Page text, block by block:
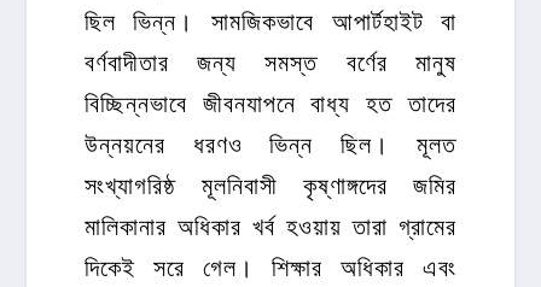
ছিল ভিন্ন। সামজিকভাবে আপার্টহাইট বা
বর্ণবাদীতার জন্য সমস্ত বর্ণের মানুষ
বিচ্ছিন্নভাবে জীবনযাপনে বাধ্য হত তাদের
উন্নয়নের ধরণও ভিন্ন ছিল। মূলত
সংখ্যাগরিষ্ঠ মূলনিবাসী কৃষ্ণাঙ্গদের জমির
মালিকানার অধিকার খর্ব হওয়ায় তারা গ্রামের
দিকেই সরে গেল। শিক্ষার অধিকার এবং